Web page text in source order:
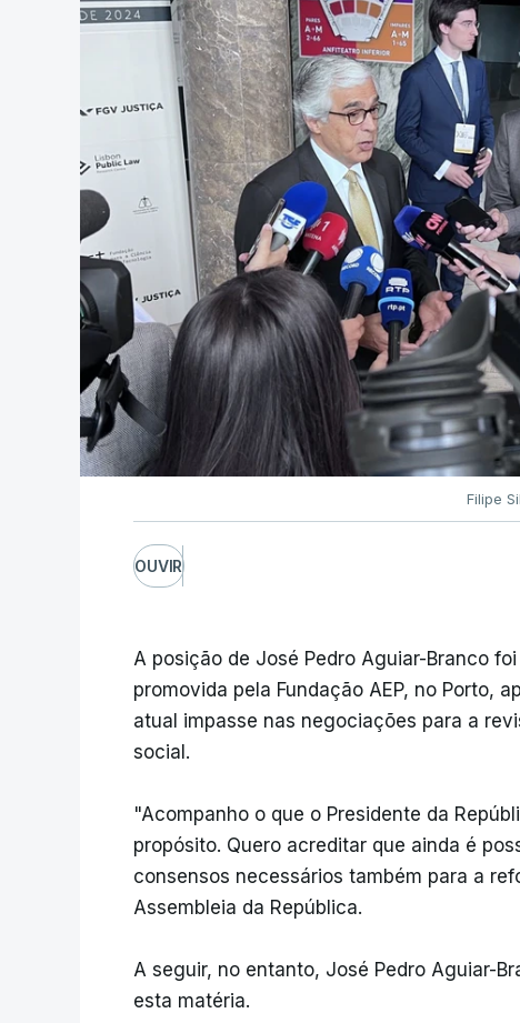
Filipe
OUVIR
A posição de José Pedro Aguiar-Branco
promovida pela Fundação AEP, no Porto,
atual impasse nas negociações para a
social.
"Acompanho o que o Presidente da
propósito. Quero acreditar que ainda é
consensos necessários também para a
Assembleia da República.
A seguir, no entanto, José Pedro Aguiar-
esta matéria.